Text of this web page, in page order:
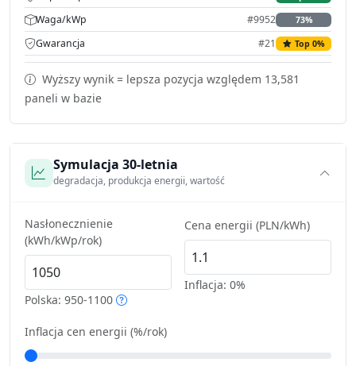
Waga/kWp #9952 73%
Gwarancja #21 Top 0%
Wyższy wynik = lepsza pozycja względem 13,581
paneli w bazie
Symulacja 30-letnia
degradacja, produkcja energii, wartość
Nasłonecznienie
(kWh/kWp/rok)
Polska: 950-1100
Cena energii (PLN/kWh)
Inflacja: 0%
Inflacja cen energii (%/rok)